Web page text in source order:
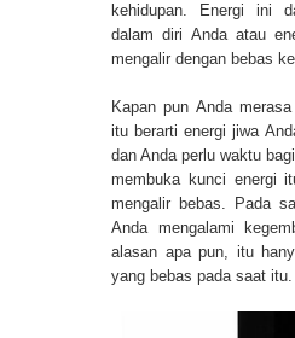
kehidupan. Energi ini
dalam diri Anda atau
mengalir dengan bebas
Kapan pun Anda
itu berarti energi jiwa
dan Anda perlu waktu
membuka kunci energi
mengalir bebas. Pada
Anda mengalami
alasan apa pun, itu
yang bebas pada saat itu.